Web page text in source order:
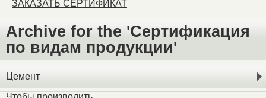
ЗАКАЗАТЬ СЕРТИФИКАТ
Archive for the 'Сертификация
по видам продукции'
Цемент